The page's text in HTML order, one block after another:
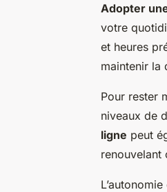
Adopter
votre
et heures
maintenir la
Pour rester
niveaux de
ligne peut
renouvelant